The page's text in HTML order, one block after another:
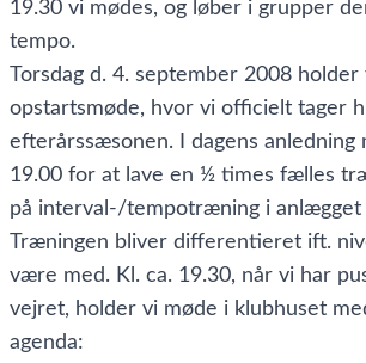
19.30 vi mødes, og løber i grupper
tempo.
Torsdag d. 4. september 2008 holder
opstartsmøde, hvor vi officielt tager
efterårssæsonen. I dagens anledning
19.00 for at lave en ½ times fælles
på interval-/tempotræning i anlægget
Træningen bliver differentieret ift.
være med. Kl. ca. 19.30, når vi har
vejret, holder vi møde i klubhuset
agenda: